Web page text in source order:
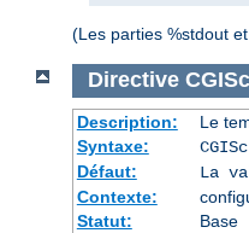
(Les parties %stdout
Directive
Description:
Le
Syntaxe:
Défaut:
La
Contexte:
Statut:
Base